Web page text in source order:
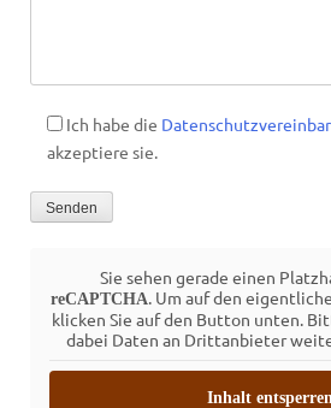
Ich habe die
akzeptiere sie.
Sie sehen gerade einen
reCAPTCHA. Um auf den
klicken Sie auf den Button unten.
dabei Daten an Drittanbieter
Inhalt entsperren